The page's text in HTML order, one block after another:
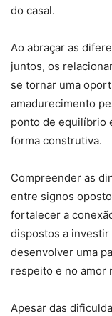
do casal.
Ao abraçar as
juntos, os
se tornar uma
amadurecimento
ponto de equilíbrio
forma construtiva.
Compreender as
entre signos
fortalecer a
dispostos a
desenvolver uma
respeito e no amor
Apesar das